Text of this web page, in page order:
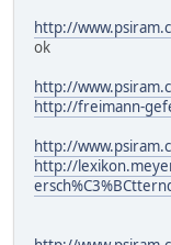
http://
ok
http://
http://freimann-
http://
http://